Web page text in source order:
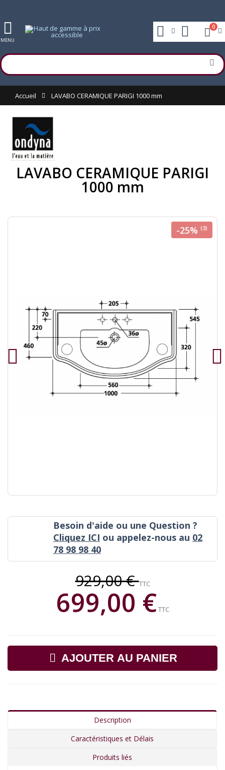
MENU
0
Accueil LAVABO CERAMIQUE PARIGI 1000 mm
LAVABO CERAMIQUE PARIGI
1000 mm
-25% (3)
Besoin d'aide ou une Question ?
Cliquez ICI ou appelez-nous au 02
78 98 98 40
929,00 €TTC
699,00 €TTC
AJOUTER AU PANIER
Description
Caractéristiques et Délais
Produits liés